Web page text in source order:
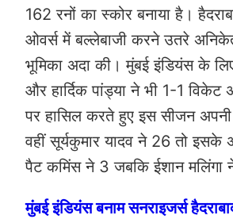
162 रनों का स्कोर बनाया है।
ओवर्स में बल्लेबाजी करने उतरे
भूमिका अदा की। मुंबई इंडियंस के
और हार्दिक पांड्या ने भी 1-1
पर हासिल करते हुए इस सीजन
वहीं सूर्यकुमार यादव ने 26 तो इसके
पैट कमिंस ने 3 जबकि ईशान मलिंगा
मुंबई इंडियंस बनाम सनराइजर्स